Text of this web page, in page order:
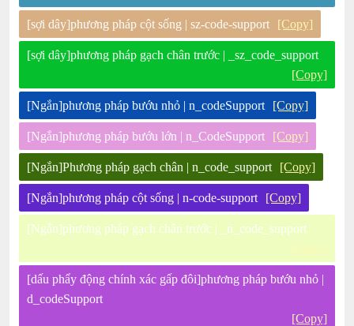
[sợi dây]phương pháp cột sống | sz-code-support [Copy]
[sợi dây]phương pháp gạch chân trước | _sz_code_support
[Copy]
[Ngắn]phương pháp bướu nhỏ | n_codeSupport [Copy]
[Ngắn]phương pháp bướu lớn | n_CodeSupport [Copy]
[Ngắn]Phương pháp gạch chân | n_code_support [Copy]
[Ngắn]phương pháp cột sống | n-code-support [Copy]
[Ngắn]phương pháp gạch chân trước | _n_code_support
[dấu phẩy động chính xác gấp đôi]phương pháp bướu nhỏ |
d_codeSupport
[Copy]